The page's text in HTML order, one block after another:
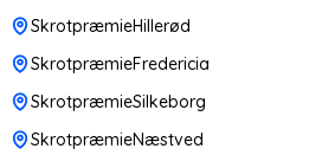
SkrotpræmieHillerød
SkrotpræmieFredericia
SkrotpræmieSilkeborg
SkrotpræmieNæstved